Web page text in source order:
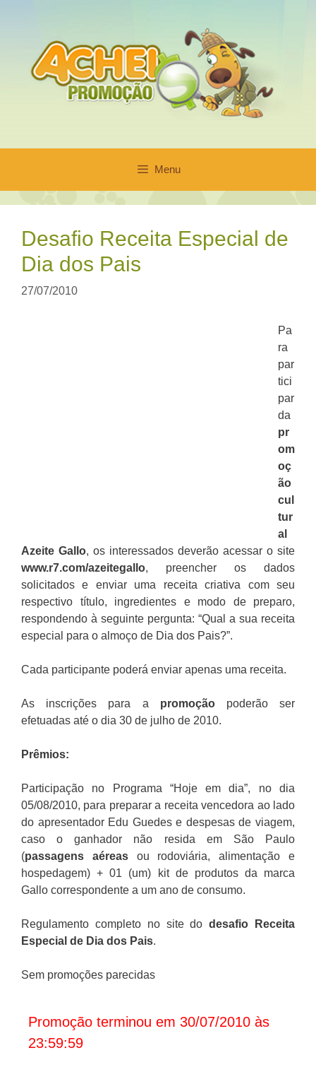
conteúdo
Menu
Desafio Receita Especial de
Dia dos Pais
27/07/2010
Pa
ra
par
tici
par
da
pr
om
oç
ão
cul
tur
al
Azeite Gallo, os interessados deverão acessar o site
www.r7.com/azeitegallo, preencher os dados
solicitados e enviar uma receita criativa com seu
respectivo título, ingredientes e modo de preparo,
respondendo à seguinte pergunta: “Qual a sua receita
especial para o almoço de Dia dos Pais?”.
Cada participante poderá enviar apenas uma receita.
As inscrições para a promoçãopoderão ser
efetuadas até o dia 30 de julho de 2010.
Prêmios:
Participação no Programa “Hoje em dia”, no dia
05/08/2010, para preparar a receita vencedora ao lado
do apresentador Edu Guedes e despesas de viagem,
caso o ganhador não resida em São Paulo
(passagens aéreasou rodoviária, alimentação e
hospedagem) + 01 (um) kit de produtos da marca
Gallo correspondente a um ano de consumo.
Regulamento completo no site dodesafio Receita
Especial de Dia dos Pais.
Sem promoções parecidas
Promoção terminou em 30/07/2010 às
23:59:59